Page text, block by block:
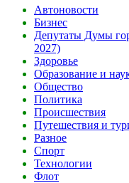
Автоновости
Бизнес
Депутаты Думы
2027)
Здоровье
Образование и
Общество
Политика
Происшествия
Путешествия и
Разное
Спорт
Технологии
Флот